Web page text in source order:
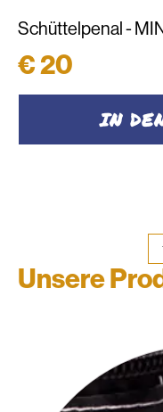
Schüttelpenal -
€20
IN
Unsere